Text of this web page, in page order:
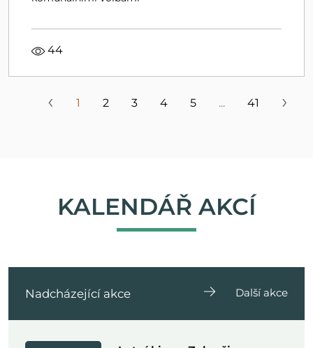
44
‹ 1 2 3 4 5 ... 41 ›
KALENDÁŘ AKCÍ
Nadcházející akce Další akce